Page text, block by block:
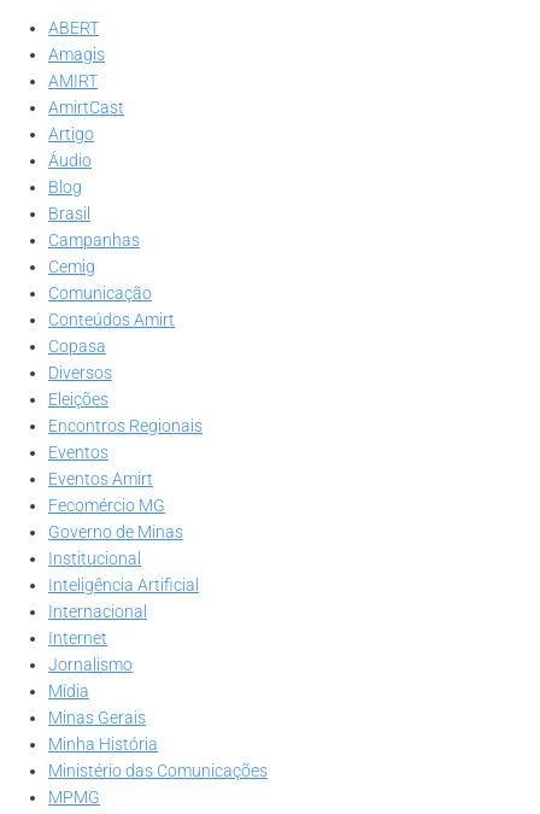
ABERT
Amagis
AMIRT
AmirtCast
Artigo
Áudio
Blog
Brasil
Campanhas
Cemig
Comunicação
Conteúdos Amirt
Copasa
Diversos
Eleições
Encontros Regionais
Eventos
Eventos Amirt
Fecomércio MG
Governo de Minas
Institucional
Inteligência Artificial
Internacional
Internet
Jornalismo
Mídia
Minas Gerais
Minha História
Ministério das Comunicações
MPMG